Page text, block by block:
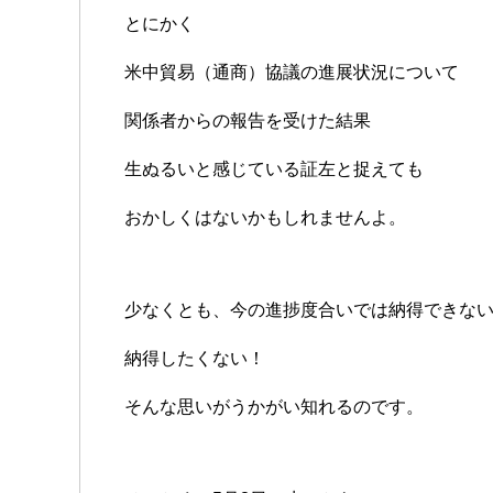
とにかく
米中貿易（通商）協議の進展状況について
関係者からの報告を受けた結果
生ぬるいと感じている証左と捉えても
おかしくはないかもしれませんよ。
少なくとも、今の進捗度合いでは納得できな
納得したくない！
そんな思いがうかがい知れるのです。